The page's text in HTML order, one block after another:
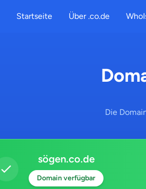
Startseite Über .co.de
Die
sögen.co.de
Domain verfügbar